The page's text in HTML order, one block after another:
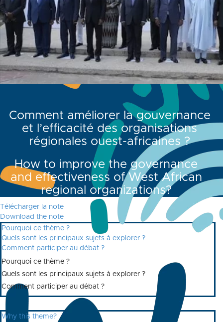
Comment améliorer la gouvernance
et l’efficacité des organisations
régionales ouest-africaines ?
How to improve the governance
and effectiveness of West African
regional organizations?
Télécharger la note
Download the note
Pourquoi ce thème ?
Quels sont les principaux sujets à explorer ?
Comment participer au débat ?
Pourquoi ce thème ?
Quels sont les principaux sujets à explorer ?
Comment participer au débat ?
Why this theme?